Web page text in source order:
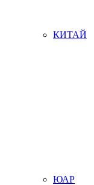
КИТАЙ
ЮАР